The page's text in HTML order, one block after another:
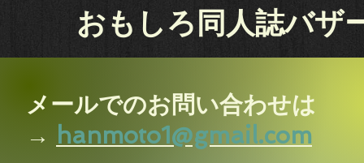
おもしろ同人誌バザ
​​​​メールでのお問い合わせは
→
hanmoto1@gmail.com